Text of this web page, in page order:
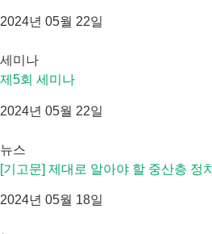
2024년 05월 22일
세미나
제5회 세미나
2024년 05월 22일
뉴스
[기고문] 제대로 알아야 할 중산층 정치
2024년 05월 18일